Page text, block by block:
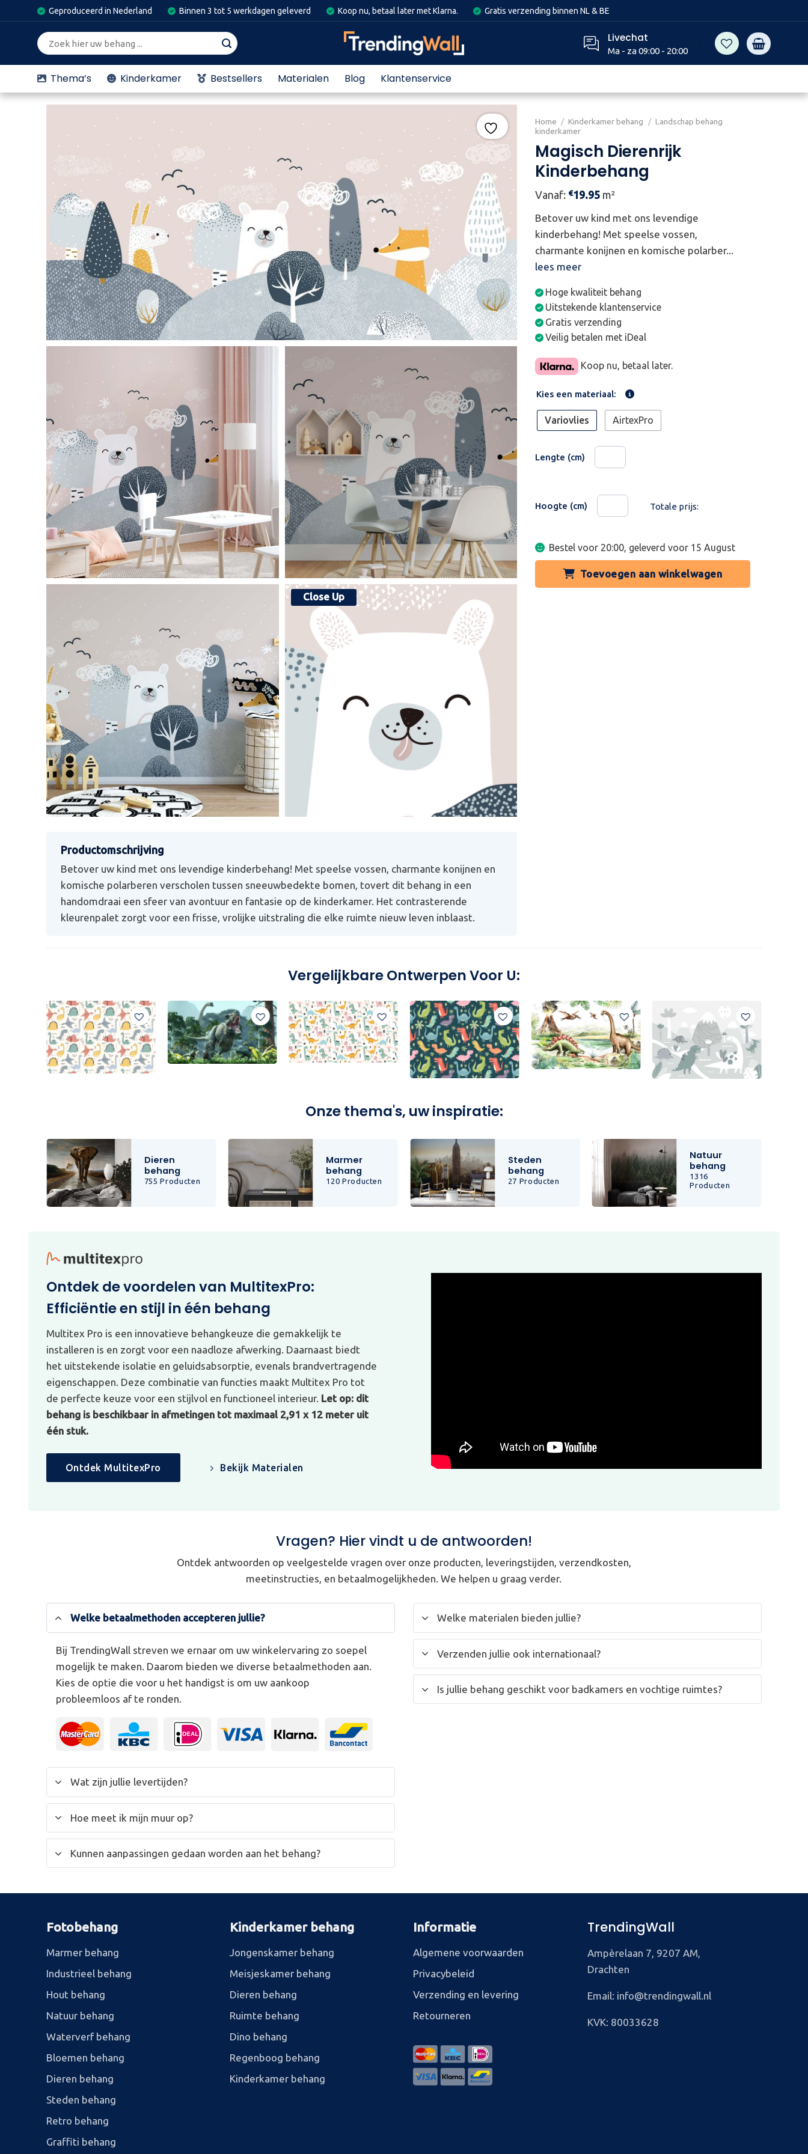
to
Geproduceerd in Nederland Binnen 3 tot 5 werkdagen geleverd Koop nu, betaal later met Klarna. Gratis verzending binnen NL & BE
Zoeken
naar:
Livechat
Ma - za 09:00 - 20:00
Thema’s Kinderkamer Bestsellers Materialen Blog Klantenservice
Home / Kinderkamer behang / Landschap behang
kinderkamer
Magisch Dierenrijk
Kinderbehang
Vanaf: €19.95 m²
Betover uw kind met ons levendige
kinderbehang! Met speelse vossen,
charmante konijnen en komische polarber...
lees meer
Hoge kwaliteit behang
Uitstekende klantenservice
Gratis verzending
Veilig betalen met iDeal
Koop nu, betaal later.
Kies een materiaal:
Variovlies AirtexPro
Lengte (cm)
Hoogte (cm) Totale prijs:
Bestel voor 20:00, geleverd voor 15 August
Toevoegen aan winkelwagen
Betover uw kind met ons levendige kinderbehang! Met speelse vossen, charmante konijnen en
komische polarberen verscholen tussen sneeuwbedekte bomen, tovert dit behang in een
handomdraai een sfeer van avontuur en fantasie op de kinderkamer. Het contrasterende
kleurenpalet zorgt voor een frisse, vrolijke uitstraling die elke ruimte nieuw leven inblaast.
Vergelijkbare Ontwerpen Voor U:
Onze thema's, uw inspiratie:
Dieren
behang
755 Producten
Marmer
behang
120 Producten
Steden
behang
27 Producten
Natuur
behang
1316
Producten
Ontdek de voordelen van MultitexPro:
Efficiëntie en stijl in één behang
Multitex Pro is een innovatieve behangkeuze die gemakkelijk te
installeren is en zorgt voor een naadloze afwerking. Daarnaast biedt
het uitstekende isolatie en geluidsabsorptie, evenals brandvertragende
eigenschappen. Deze combinatie van functies maakt Multitex Pro tot
de perfecte keuze voor een stijlvol en functioneel interieur. Let op: dit
behang is beschikbaar in afmetingen tot maximaal 2,91 x 12 meter uit
één stuk.
Ontdek MultitexPro Bekijk Materialen
Vragen? Hier vindt u de antwoorden!
Ontdek antwoorden op veelgestelde vragen over onze producten, leveringstijden, verzendkosten,
meetinstructies, en betaalmogelijkheden. We helpen u graag verder.
Welke betaalmethoden accepteren jullie?
Bij TrendingWall streven we ernaar om uw winkelervaring zo soepel
mogelijk te maken. Daarom bieden we diverse betaalmethoden aan.
Kies de optie die voor u het handigst is om uw aankoop
probleemloos af te ronden.
Wat zijn jullie levertijden?
Hoe meet ik mijn muur op?
Kunnen aanpassingen gedaan worden aan het behang?
Welke materialen bieden jullie?
Verzenden jullie ook internationaal?
Is jullie behang geschikt voor badkamers en vochtige ruimtes?
Fotobehang
Marmer behang
Industrieel behang
Hout behang
Natuur behang
Waterverf behang
Bloemen behang
Dieren behang
Steden behang
Retro behang
Graffiti behang
Kinderkamer behang
Jongenskamer behang
Meisjeskamer behang
Dieren behang
Ruimte behang
Dino behang
Regenboog behang
Kinderkamer behang
Informatie
Algemene voorwaarden
Privacybeleid
Verzending en levering
Retourneren
TrendingWall
Ampèrelaan 7, 9207 AM,
Drachten
Email: info@trendingwall.nl
KVK: 80033628